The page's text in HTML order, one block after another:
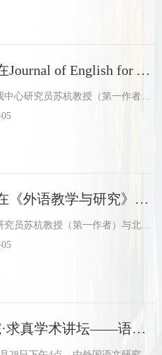
我中心研究员苏杭教授在Journal of English for Academic Purposes发表学术论文
近日，我中心研究员苏杭教授（第一作者兼通讯作者）与四川外国语大学博士生叶军（第二作者）、北京航天航空大学卫乃兴教授（第三作者）的合作研究成果“Integrating pattern grammar...
我中心研究员苏杭教授在《外语教学与研究》发表学术论文
我中心研究员苏杭教授（第一作者）与北京航天航空大学卫乃兴教授（通讯作者）共同在国内语言学领域权威期刊《外语教学与研究》2023年第六期上发表了题为“型式语法、构式语法、局部语法：汇融与歧异”的学术...
姜峰教授做客“川外书院·求真学术讲坛——语料库语言学第六讲”